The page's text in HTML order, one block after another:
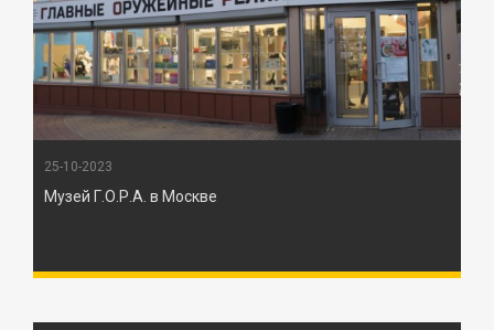
25-10-2023
Музей Г.О.Р.А. в Москве